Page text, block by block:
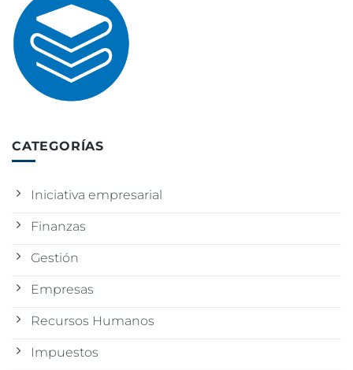
CATEGORÍAS
Iniciativa empresarial
Finanzas
Gestión
Empresas
Recursos Humanos
Impuestos